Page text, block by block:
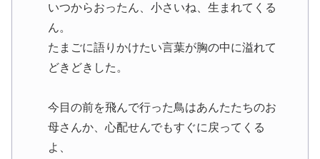
いつからおったん、小さいね、生まれてくる
ん。
たまごに語りかけたい言葉が胸の中に溢れて
どきどきした。
今目の前を飛んで行った鳥はあんたたちのお
母さんか、心配せんでもすぐに戻ってくる
よ、